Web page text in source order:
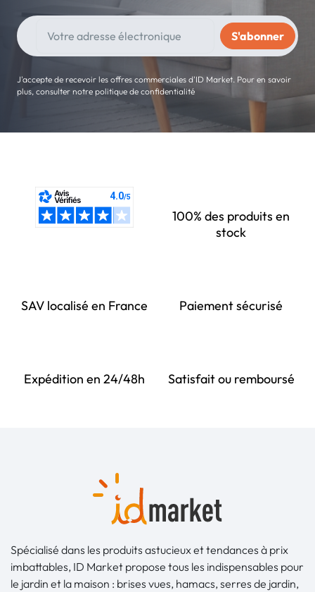
J'accepte de recevoir les offres commerciales d'ID Market. Pour en savoir
plus, consulter notre politique de confidentialité
100% des produits en
stock
SAV localisé en France Paiement sécurisé
Expédition en 24/48h Satisfait ou remboursé
Spécialisé dans les produits astucieux et tendances à prix
imbattables, ID Market propose tous les indispensables pour
le jardin et la maison : brises vues, hamacs, serres de jardin,